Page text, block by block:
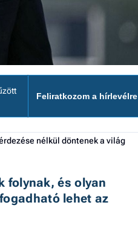
Feliratkozom a hírlevélre
nélkül döntenek a világ
folynak, és olyan
lehet az